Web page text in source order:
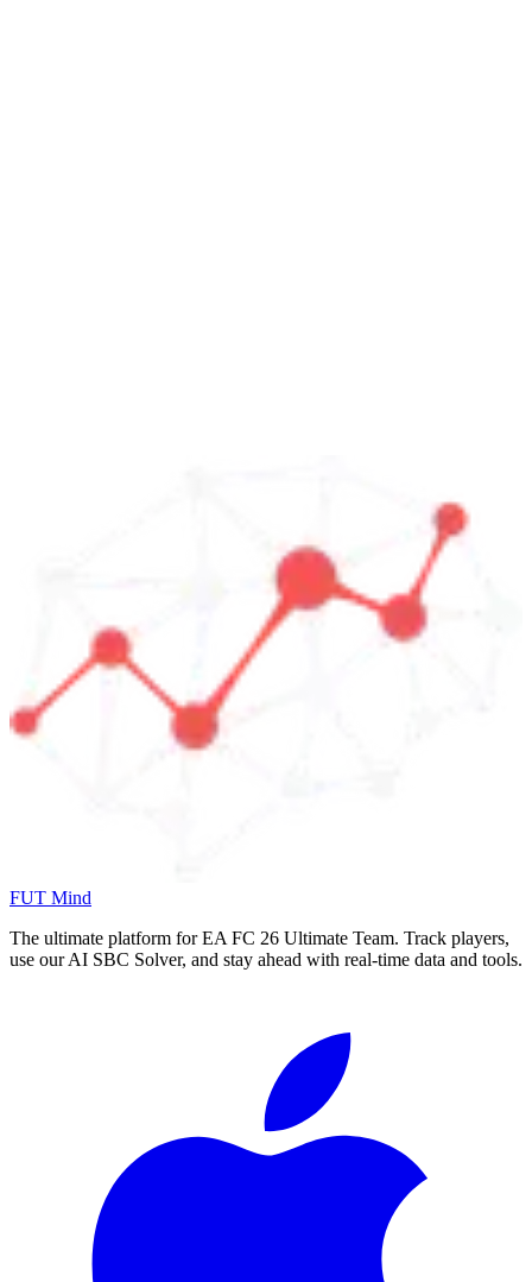
FUT Mind
The ultimate platform for EA FC 26 Ultimate Team. Track players,
use our AI SBC Solver, and stay ahead with real-time data and tools.